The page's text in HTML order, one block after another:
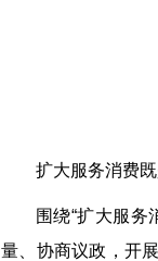
扩大服务消费
围绕“扩大服
量、协商议政，开